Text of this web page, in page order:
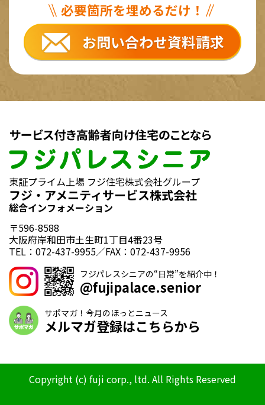
必要箇所を埋めるだけ！
お問い合わせ資料請求
東証プライム上場 フジ住宅株式会社グループ
フジ・アメニティサービス株式会社
総合インフォメーション
〒596-8588
大阪府岸和田市土生町1丁目4番23号
TEL：072-437-9955／FAX：072-437-9956
フジパレスシニアの“日常”を紹介中！
@fujipalace.senior
サポマガ！今月のほっとニュース
メルマガ登録はこちらから
Copyright (c) fuji corp., ltd. All Rights Reserved